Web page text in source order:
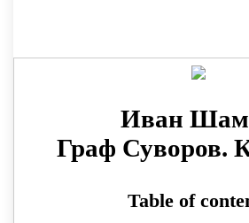
— Ваше высочество, я прошу
первой части речи. У нас и в
войск, да ещё и рукав
ресурсами союзников, —